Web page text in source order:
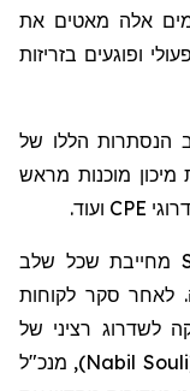
אלה מאטים את
ופוגעים בזריזות
הנסתרות הללו של
מוכנות מראש
CPE ועוד.
"הצמיחה העצומה באימוץ שירותי SASE מחייבת שכל שלב
לאחר סקר לקוחות
לשדרוג רציני של
Nabil Souli
), מנכ"ל